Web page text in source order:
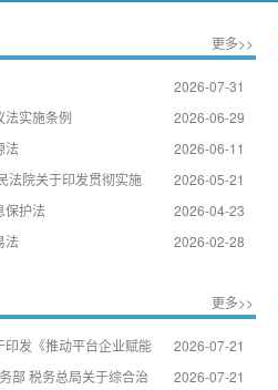
10月15日起施行。
更多>>
2026-07-31
2026-06-29
法实施条例
2026-06-11
法
2026-05-21
法院关于印发贯彻实施
2026-04-23
保护法
2026-02-28
法
更多>>
2026-07-21
发《推动平台企业赋能
2026-07-21
部 税务总局关于综合治